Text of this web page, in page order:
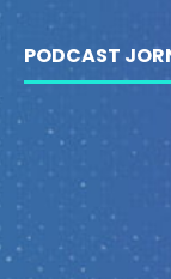
PODCAST